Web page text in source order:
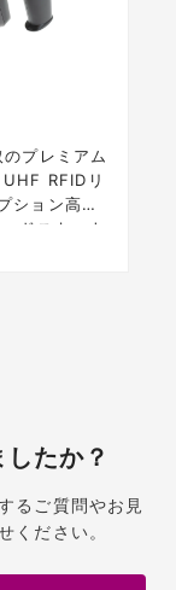
プレミアム
RFIDリ
ション高性
ドスキャナ
たか？
るご質問やお見
ください。